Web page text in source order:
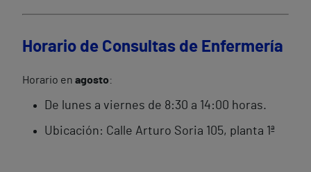
Horario de Consultas de Enfermería
Horario en agosto:
De lunes a viernes de 8:30 a 14:00 horas.
Ubicación: Calle Arturo Soria 105, planta 1ª